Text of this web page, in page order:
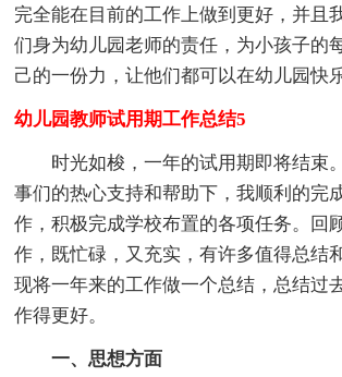
完全能在目前的工作上做到更好，并且
们身为幼儿园老师的责任，为小孩子的
己的一份力，让他们都可以在幼儿园快
幼儿园教师试用期工作总结5
时光如梭，一年的试用期即将结束
事们的热心支持和帮助下，我顺利的完
作，积极完成学校布置的各项任务。回
作，既忙碌，又充实，有许多值得总结
现将一年来的工作做一个总结，总结过
作得更好。
一、思想方面